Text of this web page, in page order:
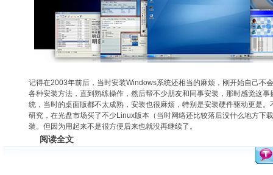
记得在2003年前后，当时安装Windows系统还相当的麻烦，刚开始自己不
各种安装方法 ，直到熟练操作，然后帮不少朋友和同事安装，那时感觉这
统，当时的桌面版都不太成熟，安装也很麻烦，特别是安装硬件驱动更是
研究，在光盘市场买了不少Linux版本（当时网络还比较落后没什么地方下
装。但因为用起来不是很方便后来也就没再继续了。
阅读全文